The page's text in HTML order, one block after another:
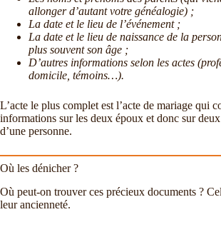
allonger d’autant votre généalogie) ;
La date et le lieu de l’événement ;
La date et le lieu de naissance de la
plus souvent son âge ;
D’autres informations selon les actes
domicile, témoins…).
L’acte le plus complet est l’acte de mariage qui
informations sur les deux époux et donc sur deux
d’une personne.
Où les dénicher ?
Où peut-on trouver ces précieux documents ?
leur ancienneté.